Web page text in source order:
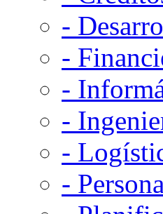
-
-
-
-
-
-